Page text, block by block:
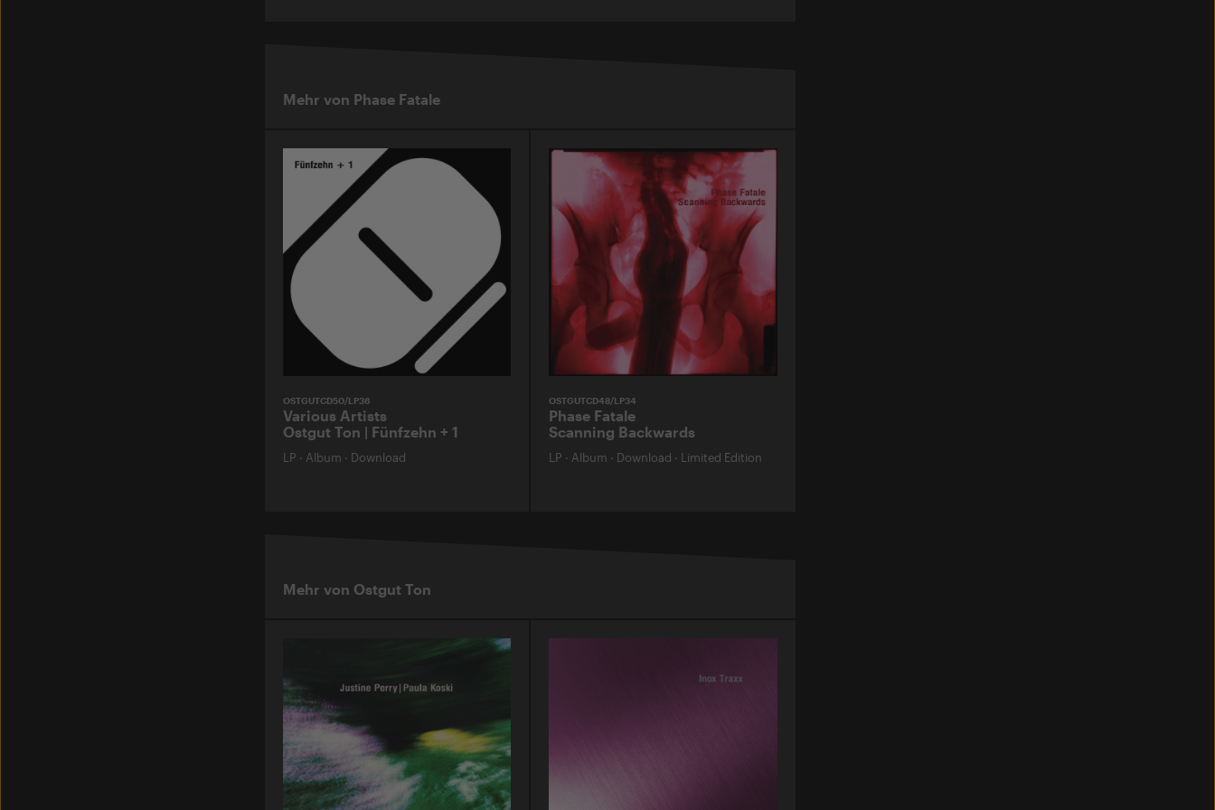
Mehr von Phase Fatale
OSTGUTCD50/LP36
Various Artists
Ostgut Ton | Fünfzehn + 1
LP · Album · Download
OSTGUTCD48/LP34
Phase Fatale
Scanning Backwards
LP · Album · Download · Limited Edition
Mehr von Ostgut Ton